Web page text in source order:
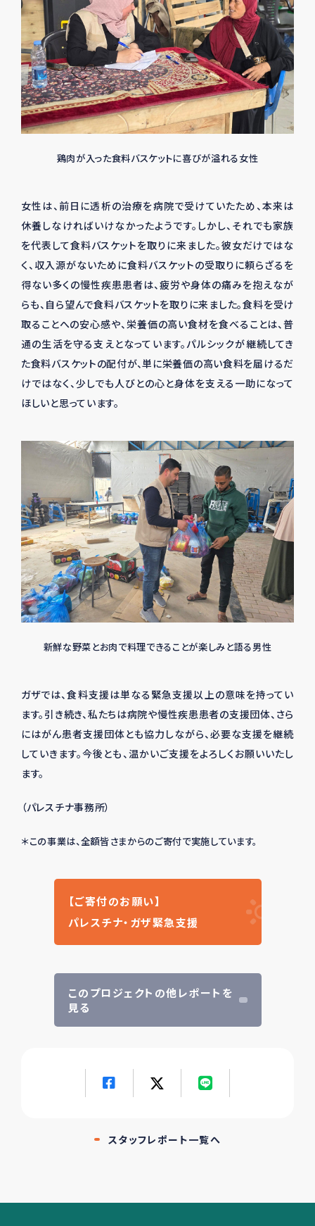
鶏肉が入った食料バスケットに喜びが溢れる女性
女性は、前日に透析の治療を病院で受けていたため、本来は
休養しなければいけなかったようです。しかし、それでも家族
を代表して食料バスケットを取りに来ました。彼女だけではな
く、収入源がないために食料バスケットの受取りに頼らざるを
得ない多くの慢性疾患患者は、疲労や身体の痛みを抱えなが
らも、自ら望んで食料バスケットを取りに来ました。食料を受け
取ることへの安心感や、栄養価の高い食材を食べることは、普
通の生活を守る支えとなっています。パルシックが継続してき
た食料バスケットの配付が、単に栄養価の高い食料を届けるだ
けではなく、少しでも人びとの心と身体を支える一助になって
ほしいと思っています。
新鮮な野菜とお肉で料理できることが楽しみと語る男性
ガザでは、食料支援は単なる緊急支援以上の意味を持ってい
ます。引き続き、私たちは病院や慢性疾患患者の支援団体、さら
にはがん患者支援団体とも協力しながら、必要な支援を継続
していきます。今後とも、温かいご支援をよろしくお願いいたし
ます。
（パレスチナ事務所）
＊この事業は、全額皆さまからのご寄付で実施しています。
【ご寄付のお願い】
パレスチナ・ガザ緊急支援
このプロジェクトの他レポートを
見る
スタッフレポート一覧へ